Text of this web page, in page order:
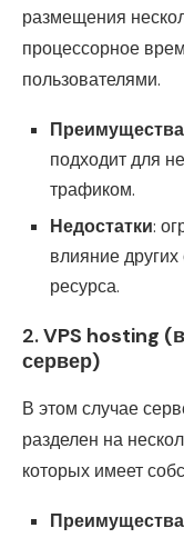
размещения
процессорное
пользователями.
Преимущества
подходит для
трафиком.
Недостатки:
влияние
ресурса.
2.VPS hosting
сервер)
В этом случае
разделен на
которых имеет
Преимущества